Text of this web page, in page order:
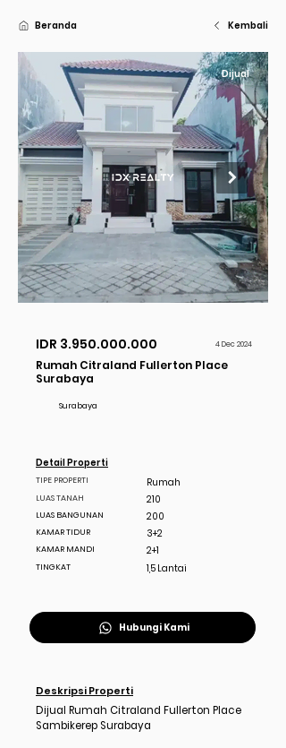
Beranda Kembali
Dijual
IDR 3.950.000.000 4 Dec 2024
Rumah Citraland Fullerton Place
Surabaya
Surabaya
Detail Properti
TIPE PROPERTI
LUAS TANAH
LUAS BANGUNAN
KAMAR TIDUR
KAMAR MANDI
TINGKAT
Rumah
210
200
3+2
2+1
1,5 Lantai
Hubungi Kami
Deskripsi Properti
Dijual Rumah Citraland Fullerton Place
Sambikerep Surabaya